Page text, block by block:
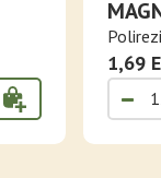
1,69